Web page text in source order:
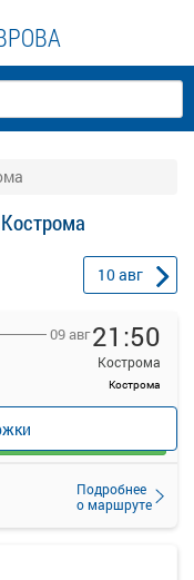
10авг
09 авг21:50
Кострома
Кострома
Подробнее
о маршруте
Выбрать